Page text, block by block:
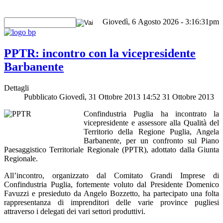
Giovedì, 6 Agosto 2026 - 3:16:31pm
PPTR: incontro con la vicepresidente
Barbanente
Dettagli
Pubblicato Giovedì, 31 Ottobre 2013 14:52 31 Ottobre 2013
Confindustria Puglia ha incontrato la
vicepresidente e assessore alla Qualità del
Territorio della Regione Puglia, Angela
Barbanente, per un confronto sul Piano
Paesaggistico Territoriale Regionale (PPTR), adottato dalla Giunta
Regionale.
All’incontro, organizzato dal Comitato Grandi Imprese di
Confindustria Puglia, fortemente voluto dal Presidente Domenico
Favuzzi e presieduto da Angelo Bozzetto, ha partecipato una folta
rappresentanza di imprenditori delle varie province pugliesi
attraverso i delegati dei vari settori produttivi.